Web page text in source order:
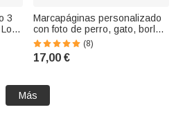
3
Marcapáginas personalizado
con foto de perro, gato, borla y
nombre Material escolar
Regalo de cumpleaños,
aniversario y fiesta de
de las mascotas
(8)
17,00 €
Más